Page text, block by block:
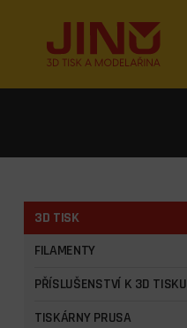
3D TISK
FILAMENTY
PŘÍSLUŠENSTVÍ K 3D TISKU
TISKÁRNY PRUSA